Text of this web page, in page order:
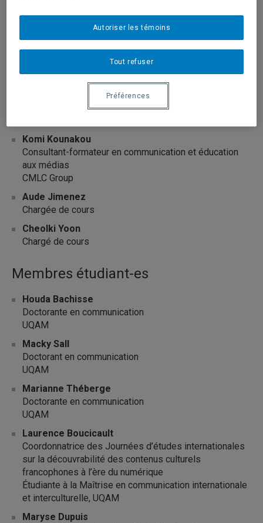
Professeure, Département de communication sociale
UQAM
Membres associé-es
Komi Kounakou
Consultant-formateur en communication et éducation
aux médias
CMLC Group
Aude Jimenez
Chargée de cours
Cheolki Yoon
Chargé de cours
Membres étudiant-es
Houda Bachisse
Doctorante en communication
UQAM
Macky Sall
Doctorant en communication
UQAM
Marianne Théberge
Doctorante en communication
UQAM
Laurence Boucicault
Coordonnatrice des Journées d’études internationales
sur la découvrabilité des contenus culturels
francophones à l’ère du numérique
Étudiante à la Maîtrise en communication internationale
et interculturelle, UQAM
Maryse Dupuis
Tout refuser
Autoriser les témoins
Préférences